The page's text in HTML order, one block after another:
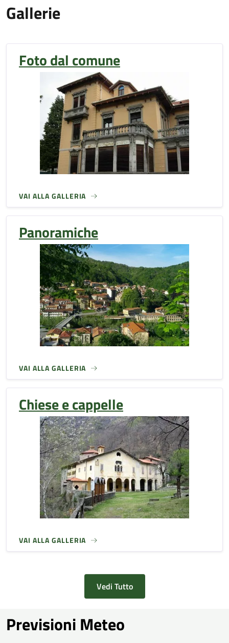
Gallerie
Foto dal comune
VAI ALLA GALLERIA
Panoramiche
VAI ALLA GALLERIA
Chiese e cappelle
VAI ALLA GALLERIA
Vedi Tutto
Previsioni Meteo